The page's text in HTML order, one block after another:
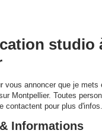
studio
vous annoncer que je mets
Montpellier. Toutes
contactent pour plus
Informations